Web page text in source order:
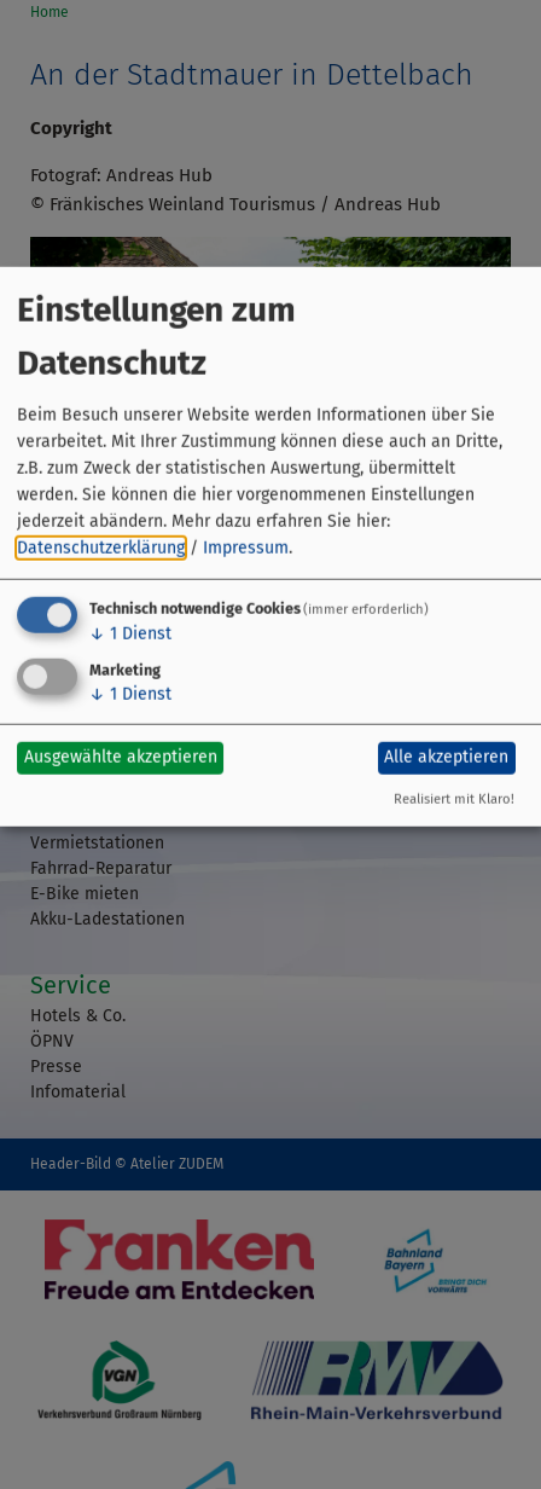
Home
An der Stadtmauer in Dettelbach
Copyright
Fotograf: Andreas Hub
© Fränkisches Weinland Tourismus / Andreas Hub
Streckenführung
Übersicht
GPS-Daten
Etappen
Veranstaltungen
Vermietstationen
Fahrrad-Reparatur
E-Bike mieten
Akku-Ladestationen
Service
Hotels & Co.
ÖPNV
Presse
Infomaterial
Header-Bild © Atelier ZUDEM
Einstellungen zum
Datenschutz
Beim Besuch unserer Website werden Informationen über Sie
verarbeitet. Mit Ihrer Zustimmung können diese auch an Dritte,
z.B. zum Zweck der statistischen Auswertung, übermittelt
werden. Sie können die hier vorgenommenen Einstellungen
jederzeit abändern. Mehr dazu erfahren Sie hier:
Datenschutzerklärung / Impressum.
Technisch notwendige Cookies(immer erforderlich)
↓ 1 Dienst
Marketing
↓ 1 Dienst
Ausgewählte akzeptieren Alle akzeptieren
Realisiert mit Klaro!